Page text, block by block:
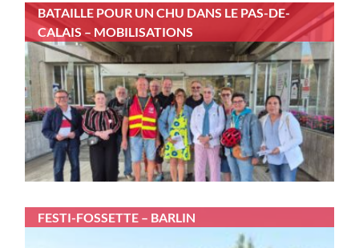
BATAILLE POUR UN CHU DANS LE PAS-DE-
CALAIS – MOBILISATIONS
FESTI-FOSSETTE – BARLIN